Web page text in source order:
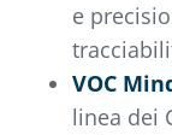
e
VOC
linea dei